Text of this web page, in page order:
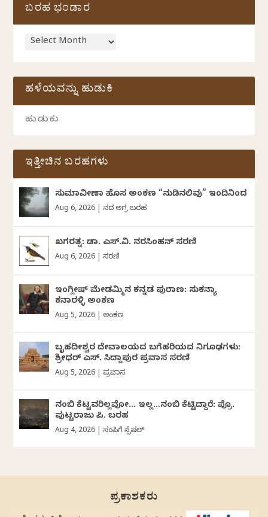
ಬರಹ ಭಂಡಾರ
ಹಳೆಯವನ್ನು ಹುಡುಕಿ
ಇತ್ತೀಚಿನ ಬರಹಗಳು
ಸುಮಾವೀಣಾ ಹೊಸ ಅಂಕಣ “ನುಡಿನಲಿವು” ಇಂದಿನಿಂದ
Aug 6, 2026 ದಿನದ ಅಗ್ರ ಬರಹ
ಖಗರತ್ನ: ಡಾ. ಎಸ್.ವಿ. ನರಸಿಂಹನ್‌‌ ಸರಣಿ
Aug 6, 2026 ಸರಣಿ
ಇಂಗ್ಲೀಷ್ ಮೇಡಮ್ಮಿನ ಕನ್ನಡ ಪುರಾಣ: ಸುಕನ್ಯಾ
ಕನಾರಳ್ಳಿ ಅಂಕಣ
Aug 5, 2026 ಅಂಕಣ
ಬೃಹದೀಶ್ವರ ದೇವಾಲಯದ ಬಗೆಹರಿಯದ ನಿಗೂಢಗಳು:
ಶ್ರೀಧರ್‌ ಎಸ್.‌ ಸಿದ್ದಾಪುರ ಪ್ರವಾಸ ಸರಣಿ
Aug 5, 2026 ಪ್ರವಾಸ
ನಂಬಿ ಕೆಟ್ಟವರಿಲ್ಲವೋ… ಇಲ್ಲ…ನಂಬಿ ಕೆಟ್ಟಿದ್ದಾರೆ: ಪ್ರೊ.
ಪುಟ್ಟರಾಜು ಪಿ. ಬರಹ
Aug 4, 2026 ಸಂಪಿಗೆ ಸ್ಪೆಷಲ್
ಪ್ರಕಾಶಕರು